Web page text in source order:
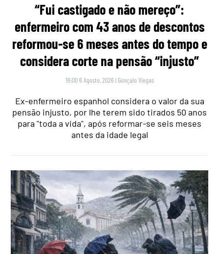
“Fui castigado e não mereço”:
enfermeiro com 43 anos de descontos
reformou-se 6 meses antes do tempo e
considera corte na pensão “injusto”
16:00 6 Agosto, 2026 | Gonçalo Viegas
Ex-enfermeiro espanhol considera o valor da sua
pensão injusto, por lhe terem sido tirados 50 anos
para "toda a vida", após reformar-se seis meses
antes da idade legal